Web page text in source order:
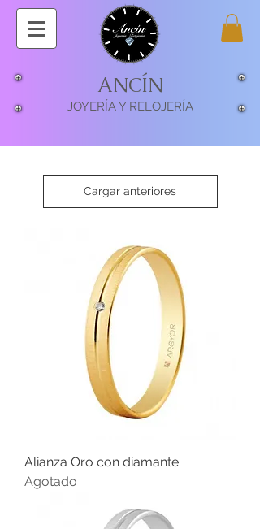
ANCÍN
JOYERÍA Y RELOJERÍA
Cargar anteriores
Alianza Oro con diamante
Agotado